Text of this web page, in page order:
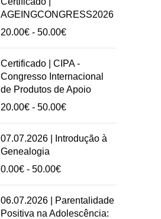
AGEINGCONGRESS2026
20.00€ - 50.00€Intervalo
preços:
20.00€
a
50.00€
Certificado | CIPA -
Congresso Internacional
de Produtos de Apoio
20.00€ - 50.00€Intervalo
preços:
20.00€
07.07.2026 | Introdução à
Genealogia
0.00€ - 50.00€Intervalo
preços:
0.00€
06.07.2026 | Parentalidade
Positiva na Adolescência: